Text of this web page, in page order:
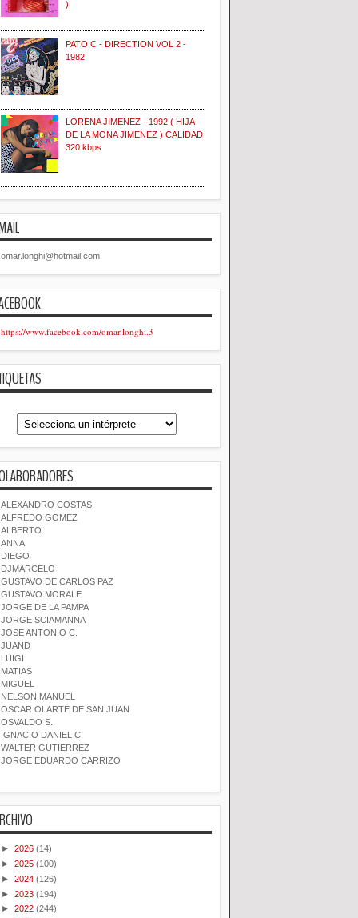
)
PATO C - DIRECTION VOL 2 -
1982
LORENA JIMENEZ - 1992 ( HIJA
DE LA MONA JIMENEZ ) CALIDAD
320 kbps
omar.longhi@hotmail.com
https://www.facebook.com/omar.longhi.3
ALEXANDRO COSTAS
ALFREDO GOMEZ
ALBERTO
ANNA
DIEGO
DJMARCELO
GUSTAVO DE CARLOS PAZ
GUSTAVO MORALE
JORGE DE LA PAMPA
JORGE SCIAMANNA
JOSE ANTONIO C.
JUAND
LUIGI
MATIAS
MIGUEL
NELSON MANUEL
OSCAR OLARTE DE SAN JUAN
OSVALDO S.
IGNACIO DANIEL C.
WALTER GUTIERREZ
JORGE EDUARDO CARRIZO
► 2026 (14)
► 2025 (100)
► 2024 (126)
► 2023 (194)
► 2022 (244)